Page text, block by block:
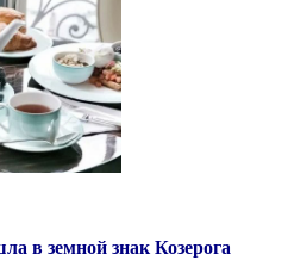
в земной знак Козерога